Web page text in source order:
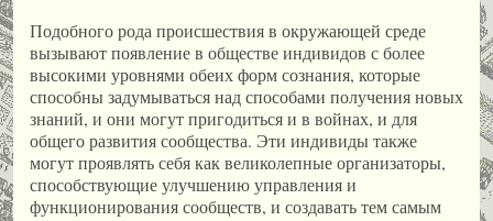
Подобного рода происшествия в окружающей среде
вызывают появление в обществе индивидов с более
высокими уровнями обеих форм сознания, которые
способны задумываться над способами получения новых
знаний, и они могут пригодиться и в войнах, и для
общего развития сообщества. Эти индивиды также
могут проявлять себя как великолепные организаторы,
способствующие улучшению управления и
функционирования сообществ, и создавать тем самым